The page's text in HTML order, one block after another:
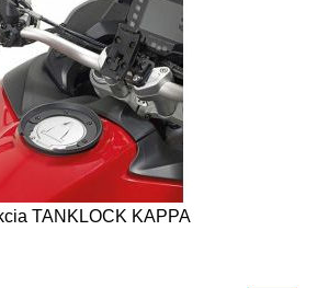
TANKLOCK KAPPA